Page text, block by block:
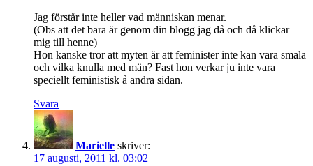
Jag förstår inte heller vad människan menar.
(Obs att det bara är genom din blogg jag då och då klickar
mig till henne)
Hon kanske tror att myten är att feminister inte kan vara smala
och vilka knulla med män? Fast hon verkar ju inte vara
speciellt feministisk å andra sidan.
Svara
Marielle skriver:
17 augusti, 2011 kl. 03:02